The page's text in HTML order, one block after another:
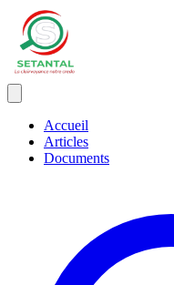
Accueil
Articles
Documents